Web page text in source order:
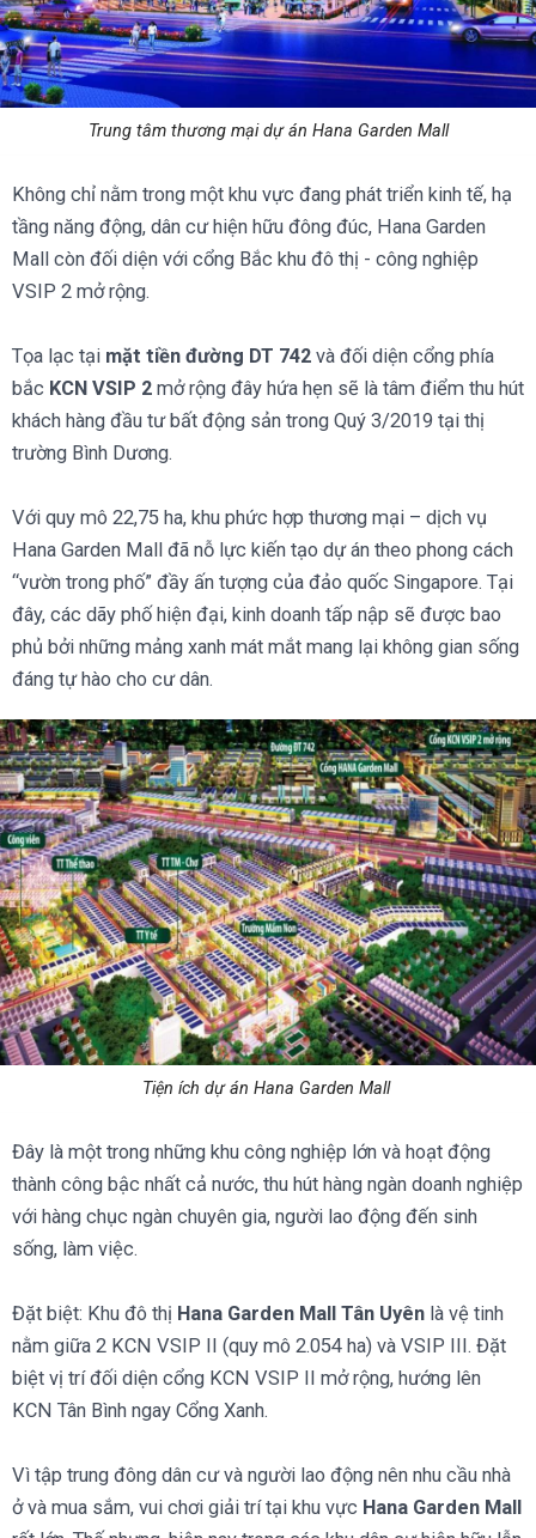
Trung tâm thương mại dự án Hana Garden Mall
Không chỉ nằm trong một khu vực đang phát triển kinh tế, hạ
tầng năng động, dân cư hiện hữu đông đúc, Hana Garden
Mall còn đối diện với cổng Bắc khu đô thị - công nghiệp
VSIP 2 mở rộng.
Tọa lạc tại mặt tiền đường DT 742 và đối diện cổng phía
bắc KCN VSIP 2 mở rộng đây hứa hẹn sẽ là tâm điểm thu hút
khách hàng đầu tư bất động sản trong Quý 3/2019 tại thị
trường Bình Dương.
Với quy mô 22,75 ha, khu phức hợp thương mại – dịch vụ
Hana Garden Mall đã nỗ lực kiến tạo dự án theo phong cách
“vườn trong phố” đầy ấn tượng của đảo quốc Singapore. Tại
đây, các dãy phố hiện đại, kinh doanh tấp nập sẽ được bao
phủ bởi những mảng xanh mát mắt mang lại không gian sống
đáng tự hào cho cư dân.
Tiện ích dự án Hana Garden Mall
Đây là một trong những khu công nghiệp lớn và hoạt động
thành công bậc nhất cả nước, thu hút hàng ngàn doanh nghiệp
với hàng chục ngàn chuyên gia, người lao động đến sinh
sống, làm việc.
Đặt biệt: Khu đô thị Hana Garden Mall Tân Uyên là vệ tinh
nằm giữa 2 KCN VSIP II (quy mô 2.054 ha) và VSIP III. Đặt
biệt vị trí đối diện cổng KCN VSIP II mở rộng, hướng lên
KCN Tân Bình ngay Cổng Xanh.
Vì tập trung đông dân cư và người lao động nên nhu cầu nhà
ở và mua sắm, vui chơi giải trí tại khu vực Hana Garden Mall